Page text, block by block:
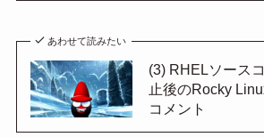
あわせて読みたい
(3) RHELソース
止後のRocky
コメント